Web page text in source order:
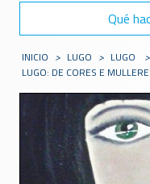
Qué
INICIO > LUGO > LUGO >
LUGO: DE CORES E